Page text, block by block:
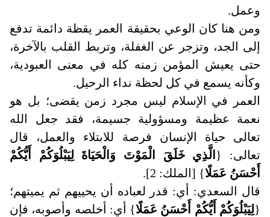
وعمل.
ومن هنا كان الوعي بحقيقة العمر يقظة دائمة تدفع
إلى الجد، وتزجر عن الغفلة، وتربط القلب بالآخرة،
حتى يعيش المؤمن زمنه كله في معنى العبودية،
وكأنه يسمع في كل لحظة نداء الرحيل.
العمر في الإسلام ليس مجرد زمن يقضى؛ بل هو
نعمة عظيمة ومسؤولية جسيمة، فقد جعل الله
تعالى حياة الإنسان فرصة للابتلاء والعمل، قال
تعالى:
{ الَّذِي خَلَقَ الْمَوْتَ وَالْحَيَاةَ لِيَبْلُوَكُمْ أَيُّكُمْ
أَحْسَنُ عَمَلًا} [الملك: 2].
قال السعدي: أي: قدر لعباده أن يحييهم ثم يميتهم؛
{لِيَبْلُوَكُمْ أَيُّكُمْ أَحْسَنُ عَمَلًا} أي: أخلصه وأصوبه، فإن